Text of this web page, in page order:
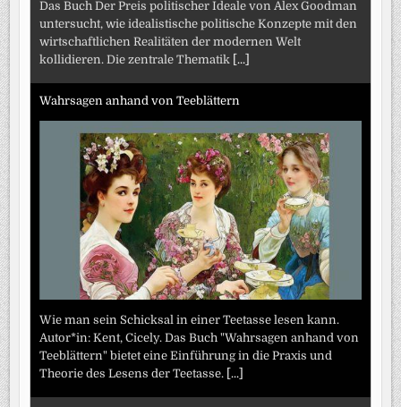
Das Buch Der Preis politischer Ideale von Alex Goodman
untersucht, wie idealistische politische Konzepte mit den
wirtschaftlichen Realitäten der modernen Welt
kollidieren. Die zentrale Thematik [...]
Wahrsagen anhand von Teeblättern
Wie man sein Schicksal in einer Teetasse lesen kann.
Autor*in: Kent, Cicely. Das Buch "Wahrsagen anhand von
Teeblättern" bietet eine Einführung in die Praxis und
Theorie des Lesens der Teetasse.
[...]